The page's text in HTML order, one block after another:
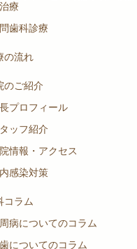
療
歯科診療
の流れ
のご紹介
プロフィール
ッフ紹介
情報・アクセス
感染対策
コラム
病についてのコラム
についてのコラム